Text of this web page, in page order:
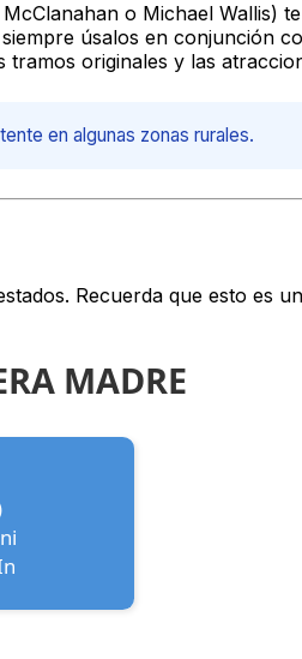
o Michael Wallis)
úsalos en conjunción
originales y las
en algunas zonas rurales.
Recuerda que esto es
MADRE